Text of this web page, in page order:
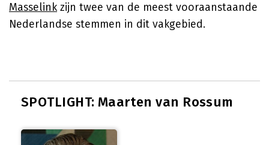
Masselinkzijn twee van de meest vooraanstaande
Nederlandse stemmen in dit vakgebied.
SPOTLIGHT: Maarten van Rossum